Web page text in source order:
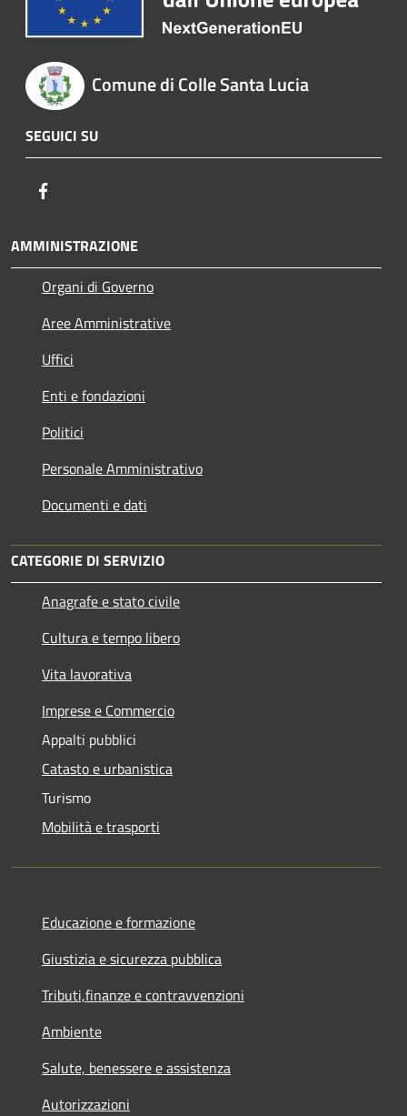
Comune di Colle Santa Lucia
SEGUICI SU
AMMINISTRAZIONE
Organi di Governo
Aree Amministrative
Uffici
Enti e fondazioni
Politici
Personale Amministrativo
Documenti e dati
CATEGORIE DI SERVIZIO
Anagrafe e stato civile
Cultura e tempo libero
Vita lavorativa
Imprese e Commercio
Appalti pubblici
Catasto e urbanistica
Turismo
Mobilità e trasporti
Educazione e formazione
Giustizia e sicurezza pubblica
Tributi,finanze e contravvenzioni
Ambiente
Salute, benessere e assistenza
Autorizzazioni